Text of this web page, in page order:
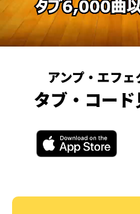
アンプ・エフ
タブ・コー